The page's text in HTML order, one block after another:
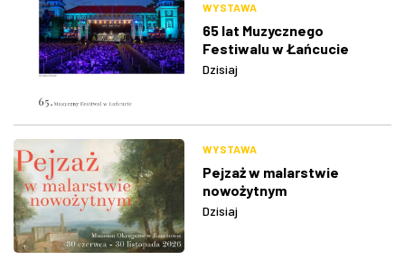
WYSTAWA
65 lat Muzycznego
Festiwalu w Łańcucie
Dzisiaj
WYSTAWA
Pejzaż w malarstwie
nowożytnym
Dzisiaj